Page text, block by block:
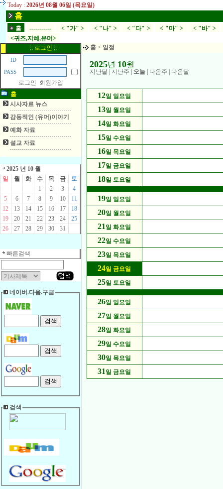
Today : 2026년 08월 06일 (목요일)
홈
홈 ----------- < "가" > < "나" > < "다" > < "마" > < "바" >
<귀즈,지혜,유머>
:: 로그인 ::
ID
PASS
로그인
회원가입
홈
시사자료 뉴스
감동적인 (유머)이야기
예화 자료
설교 자료
2025 년 10 월
일
월 화 수 목 금
토
1
2 3
4
5
6 7 8 9 10
11
12
13 14 15 16 17
18
19
20 21 22 23 24
25
26
27 28 29 30 31
빠른검색
네이버.다음.구글
검색
홈 > 일정
2025년 10월
지난달 지난주 오늘 다음주 다음달
12일 일요일
13일 월요일
14일 화요일
15일 수요일
16일 목요일
17일 금요일
18일 토요일
19일 일요일
20일 월요일
21 일 화요일
22일 수요일
23일 목요일
24일 금요일
25일 토요일
26일 일요일
27일 월요일
28일 화요일
29일 수요일
30일 목요일
31 일 금요일